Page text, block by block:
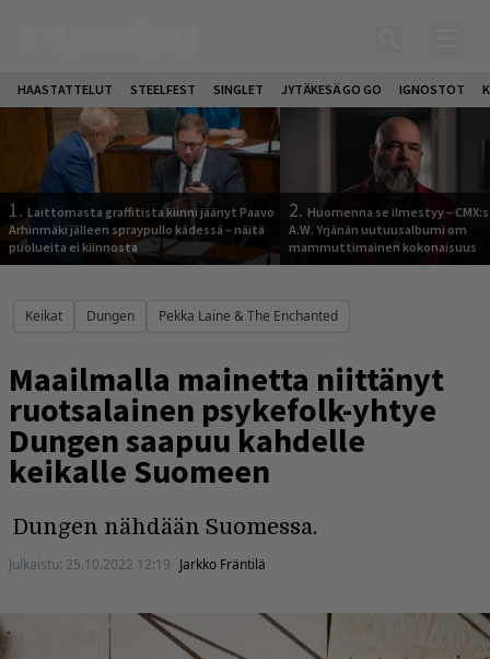
HAASTATTELUT STEELFEST SINGLET JYTÄKESÄ GO GO IGNOSTOT
1. Laittomasta graffitista kiinni jäänyt Paavo
Arhinmäki jälleen spraypullo kädessä – näitä
puolueita ei kiinnosta
2. Huomenna se ilmestyy –
A.W. Yrjänän uutuusalbumi om
mammuttimainen kokonaisuus
Keikat Dungen Pekka Laine & The Enchanted
Maailmalla mainetta niittänyt
ruotsalainen psykefolk-yhtye
Dungen saapuu kahdelle
keikalle Suomeen
Dungen nähdään Suomessa.
Julkaistu: 25.10.2022 12:19 Jarkko Fräntilä